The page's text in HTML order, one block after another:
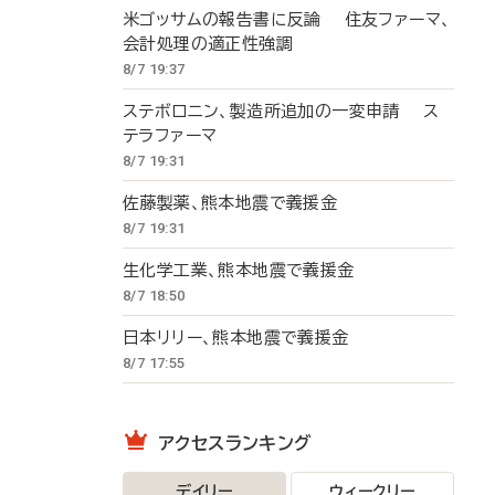
米ゴッサムの報告書に反論 住友ファーマ、
会計処理の適正性強調
8/7 19:37
ステボロニン、製造所追加の一変申請 ス
テラファーマ
8/7 19:31
佐藤製薬、熊本地震で義援金
8/7 19:31
生化学工業、熊本地震で義援金
8/7 18:50
日本リリー、熊本地震で義援金
8/7 17:55
アクセスランキング
デイリー ウィークリー